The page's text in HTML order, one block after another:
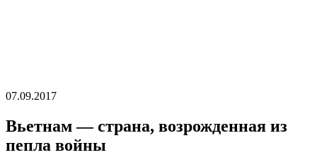
07.09.2017
Вьетнам — страна, возрожденная из
пепла войны